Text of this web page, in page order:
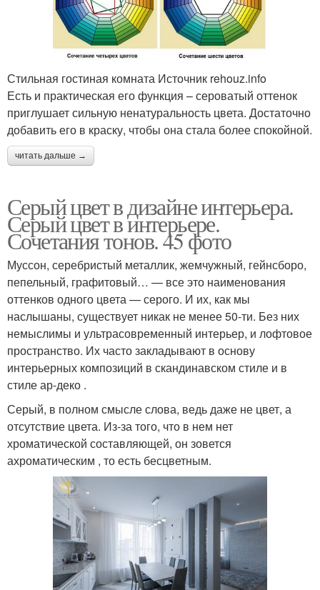
Стильная гостиная комната Источник rehouz.info
Есть и практическая его функция – сероватый оттенок
приглушает сильную ненатуральность цвета. Достаточно
добавить его в краску, чтобы она стала более спокойной.
читать дальше →
Серый цвет в дизайне интерьера.
Серый цвет в интерьере.
Сочетания тонов. 45 фото
Муссон, серебристый металлик, жемчужный, гейнсборо,
пепельный, графитовый… — все это наименования
оттенков одного цвета — серого. И их, как мы
наслышаны, существует никак не менее 50-ти. Без них
немыслимы и ультрасовременный интерьер, и лофтовое
пространство. Их часто закладывают в основу
интерьерных композиций в скандинавском стиле и в
стиле ар-деко .
Серый, в полном смысле слова, ведь даже не цвет, а
отсутствие цвета. Из-за того, что в нем нет
хроматической составляющей, он зовется
ахроматическим , то есть бесцветным.